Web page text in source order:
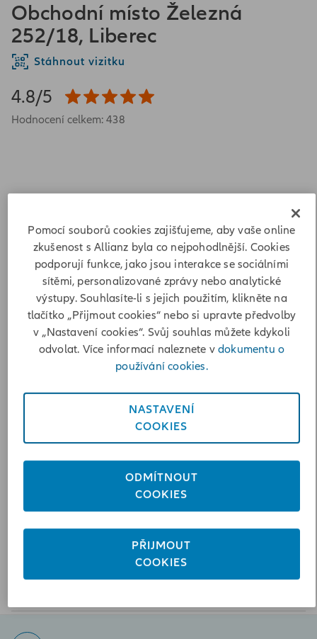
Obchodní místo Železná
252/18, Liberec
Stáhnout vizitku
4.8/5
Hodnocení celkem: 438
Železná 252/18
46001 Liberec
Adresa
Železná 252/18
46001 Liberec
Vypočítat vzdálenost
+420602844400
Otevírací doba
07:30-16:30
07:30-16:30
07:30-11:30
Pro schůzku na pobočce mimo otev. dobu použijte on-line
Pomocí souborů cookies zajišťujeme, aby vaše online
zkušenost s Allianz byla co nejpohodlnější. Cookies
podporují funkce, jako jsou interakce se sociálními
sítěmi, personalizované zprávy nebo analytické
výstupy. Souhlasíte-li s jejich použitím, klikněte na
tlačítko „Přijmout cookies“ nebo si upravte předvolby
v „Nastavení cookies“. Svůj souhlas můžete kdykoli
odvolat. Více informací naleznete v dokumentu o
používání cookies.
NASTAVENÍ
COOKIES
ODMÍTNOUT
COOKIES
PŘIJMOUT
COOKIES